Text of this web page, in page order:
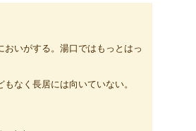
いがする。湯口ではもっとはっ
なく長居には向いていない。